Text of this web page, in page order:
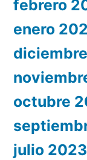
febrero
enero
octubre
julio 2023